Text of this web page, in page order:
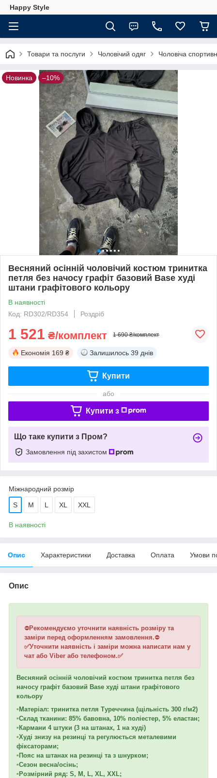
Happy Style
Товари та послуги Чоловічий одяг Чоловіча
Новинка –10%
Весняний осінній чоловічий костюм тринитка
петля без начосу графіт базовий Base худі
штани графітового кольору
В наявності
Код: RD302/RD354
Роздріб
1 521 ₴/комплект 1 690 ₴/комплект
Економія 169 ₴ Залишилось 39 днів
Купити
або
Купити з
Що таке купити з Пром?
Замовлення під захистом
Міжнародний розмір
S M L XL XXL
В наявності
Опис Характеристики Доставка Оплата Умови
Опис
⛔Рекомендуємо уточнити наявність розміру та
заміри перед оформленням замовлення.⛔
✅Уточнити наявність і заміри можна написати нам у
чат або Viber або телефоном.✅
Весняний осінній чоловічий костюм тринитка петля без
начосу графіт базовий Base худі штани графітового
кольору
▫️Матеріал: тринитка петля Туреччина (щільність 300 г/м2)
▫️Склад тканини: 85% бавовна, 10% поліестер, 5% еластан;
▫️Кармани 4 штуки (3 на штанах, 1 на худі)
▫️Худі знизу на резинці та регулюється металевими
фіксаторами;
▫️Пояс на штанах на резинці та з шнурком;
▫️Сезон весна/осінь;
▫️Розмірний ряд: S, M, L, XL, XXL;